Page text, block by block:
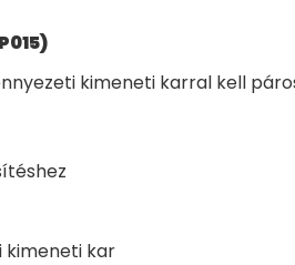
kimeneti karral kell
kimeneti kar